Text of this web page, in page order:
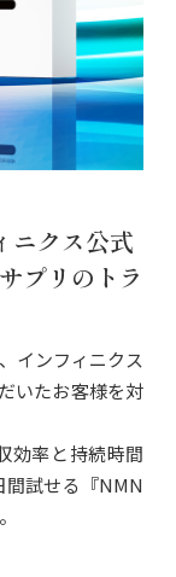
ニクス公式
プリのトラ
インフィニクス
いたお客様を対
効率と持続時間
試せる『NMN